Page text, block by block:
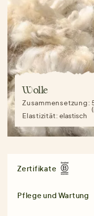
Wolle
Zusammensetzung:
Elastizität:elastisch
Zertifikate
Pflege und Wartung